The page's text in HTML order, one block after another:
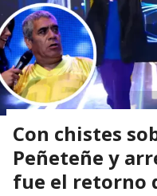
Con chistes
Peñeteñe y
fue el retorno